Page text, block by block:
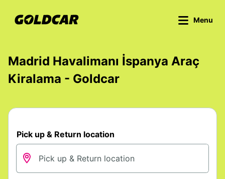
Menu
Madrid Havalimanı İspanya Araç
Kiralama - Goldcar
Pick up & Return location